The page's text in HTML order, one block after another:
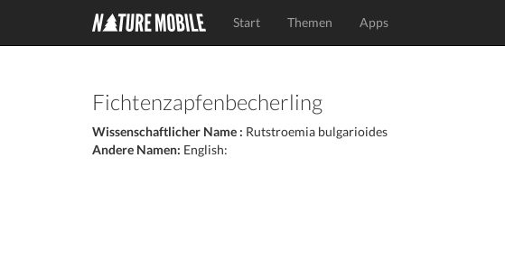
Start Themen Apps
Fichtenzapfenbecherling
Wissenschaftlicher Name : Rutstroemia bulgarioides
Andere Namen: English: